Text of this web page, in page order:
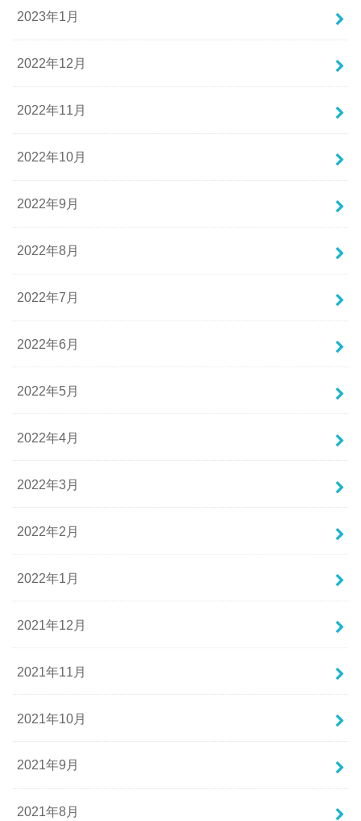
2023年1月
2022年12月
2022年11月
2022年10月
2022年9月
2022年8月
2022年7月
2022年6月
2022年5月
2022年4月
2022年3月
2022年2月
2022年1月
2021年12月
2021年11月
2021年10月
2021年9月
2021年8月